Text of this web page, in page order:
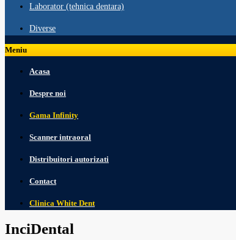
Laborator (tehnica dentara)
Diverse
Meniu
Acasa
Despre noi
Gama Infinity
Scanner intraoral
Distribuitori autorizati
Contact
Clinica White Dent
InciDental